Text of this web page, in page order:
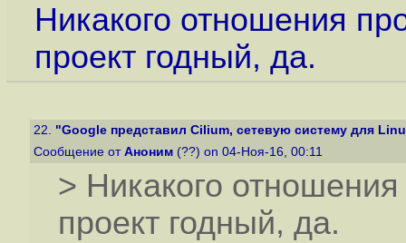
Никакого отношения
проект годный, да.
22. "Google представил Cilium, сетевую систему для
Сообщение от Аноним (??) on 04-Ноя-16, 00:11
> Никакого
проект годный, да.